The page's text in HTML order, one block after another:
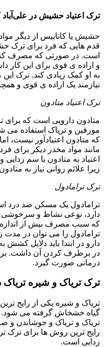
ترک اعتیاد حشیش در علی‌آباد
حشیش یا کانابیس از دیگر
قدم هایی که فرد برای ترک
است. در صورتی که مصرف
و اراده ی قوی برای این کار
به او کمک زیادی کند. ترک
نیازمند یک اراده ی قوی و
ترک اعتیاد متادون
متادون دارویی است که
مورفین و تریاک استفاده می
که متادون اعتیادآور نیست،
مانند مواد مخدر دیکر برای
اعتیاد به متادون با سم
زیرا علائم روانی نیاز به
ترک ترامادول
ترامادول یک مسکن ضد درد
دارد، نوعی نشاط و سرخوشی
که سبب مصرف بیش از اندازه
ترامادول را می توان در
دارو در ابتدا باید دلایل
در برطرف کردن آن داشت.
درمانی صورت گیرد.
ترک تریاک و شیره تریاک
تریاک و شیره یکی از رایج
گیاه خشخاش گرفته می شود.
تریاک و تریاک و جوشاندن و
رایج ترین روش ها برای ترک
زدایی است.